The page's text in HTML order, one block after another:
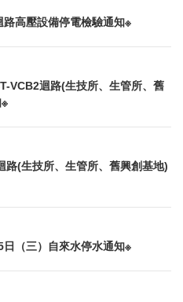
高壓設備停電檢驗通知※
VCB2迴路(生技所、生管所、舊
(生技所、生管所、舊興創基地)
日（三）自來水停水通知※